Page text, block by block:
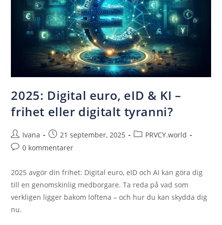
2025: Digital euro, eID & KI –
frihet eller digitalt tyranni?
Ivana 21 september, 2025
PRVCY.world
0 kommentarer
2025 avgör din frihet: Digital euro, eID och AI kan göra dig
till en genomskinlig medborgare. Ta reda på vad som
verkligen ligger bakom löftena – och hur du kan skydda dig
nu.